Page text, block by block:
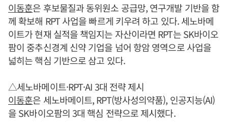
이동훈은 후보물질과 동위원소 공급망, 연구개발 기반을 함
께 확보해 RPT 사업을 빠르게 키우려 하고 있다. 세노바메
이트가 현재 실적을 책임지는 자산이라면 RPT는 SK바이오
팜이 중추신경계 신약 기업을 넘어 항암 영역으로 사업을
넓히는 핵심 기반으로 삼고 있다.
△세노바메이트·RPT·AI 3대 전략 제시
이동훈은 세노바메이트, RPT(방사성의약품), 인공지능(AI)
을 SK바이오팜의 3대 핵심 전략으로 제시했다.